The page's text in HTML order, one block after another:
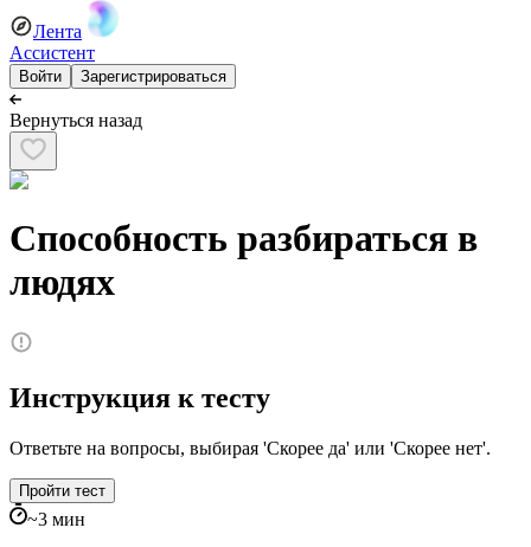
Лента
Ассистент
Войти Зарегистрироваться
Вернуться назад
Способность разбираться в
людях
Инструкция к тесту
Ответьте на вопросы, выбирая 'Скорее да' или 'Скорее нет'.
Пройти тест
~3 мин